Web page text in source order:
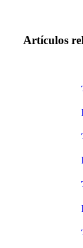
Artículos